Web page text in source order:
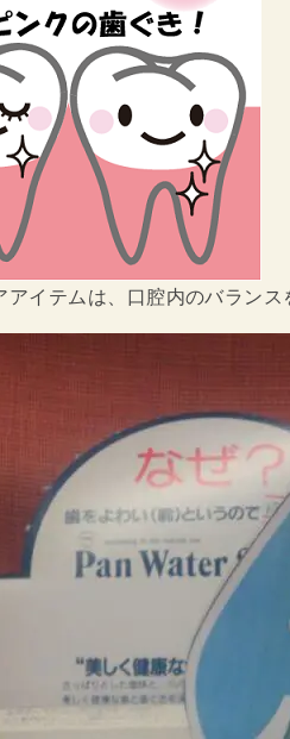
イテムは、口腔内のバラン